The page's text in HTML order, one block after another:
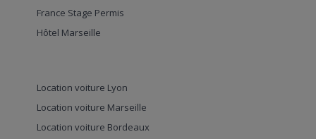
France Stage Permis
Hôtel Marseille
Location voiture Lyon
Location voiture Marseille
Location voiture Bordeaux